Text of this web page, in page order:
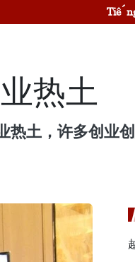
热土
土，许多创业